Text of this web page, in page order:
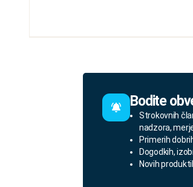
Bodite
Strokovnih
nadzora,
Primerih
Dogodkih,
Novih